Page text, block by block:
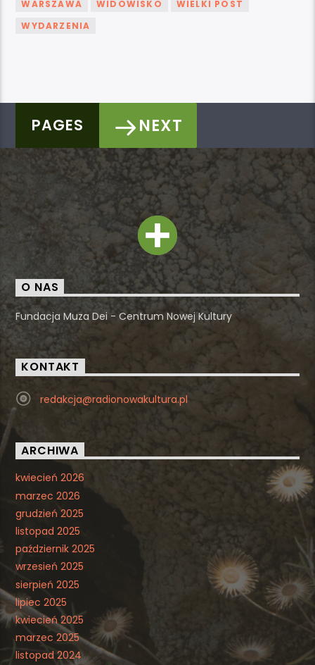
WARSZAWA
WIDOWISKO
WIELKI POST
WYDARZENIA
PAGES NEXT
O NAS
Fundacja Muza Dei - Centrum Nowej Kultury
KONTAKT
redakcja@radionowakultura.pl
ARCHIWA
kwiecień 2026
marzec 2026
grudzień 2025
listopad 2025
październik 2025
wrzesień 2025
sierpień 2025
lipiec 2025
kwiecień 2025
marzec 2025
listopad 2024